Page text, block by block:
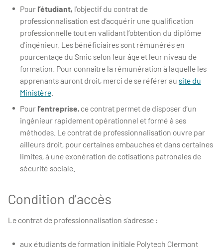
Pour l’étudiant, l’objectif du contrat de
professionnalisation est d’acquérir une qualification
professionnelle tout en validant l’obtention du diplôme
d’ingénieur. Les bénéficiaires sont rémunérés en
pourcentage du Smic selon leur âge et leur niveau de
formation. Pour connaître la rémunération à laquelle les
apprenants auront droit, merci de se référer au site du
Ministère
Pour l’entreprise, ce contrat permet de disposer d’un
ingénieur rapidement opérationnel et formé à ses
méthodes. Le contrat de professionnalisation ouvre par
ailleurs droit, pour certaines embauches et dans certaines
limites, à une exonération de cotisations patronales de
sécurité sociale.
Condition d’accès
Le contrat de professionnalisation s’adresse :
aux étudiants de formation initiale Polytech Clermont